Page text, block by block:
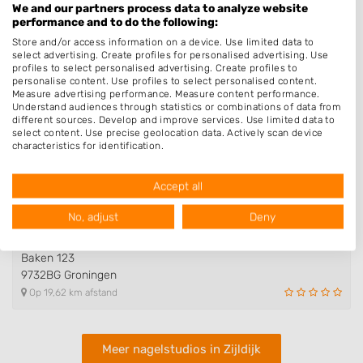
Nagelstudios in de buurt
Just nails Ten Boer
Gaykingastraat 10
Baken 123
9732BG Groningen
Op 19,62 km afstand
Meer nagelstudios in Zijldijk
We and our partners process data to analyze website
performance and to do the following:
Store and/or access information on a device. Use limited data to
select advertising. Create profiles for personalised advertising. Use
profiles to select personalised advertising. Create profiles to
personalise content. Use profiles to select personalised content.
Measure advertising performance. Measure content performance.
Understand audiences through statistics or combinations of data from
different sources. Develop and improve services. Use limited data to
select content. Use precise geolocation data. Actively scan device
characteristics for identification.
USA.
Your consent and the cookie policy applies solely to this website/app.
View Partner List (1016 IAB Vendors)
We use your data for the following purposes:
IAB processing purposes:
Store and/or access information on a device
Create profiles for personalised advertising
Accept all
No, adjust Deny